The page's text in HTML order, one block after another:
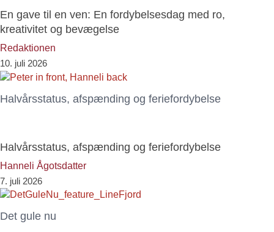
En gave til en ven: En fordybelsesdag med ro,
kreativitet og bevægelse
Redaktionen
10. juli 2026
Halvårsstatus, afspænding og feriefordybelse
Halvårsstatus, afspænding og feriefordybelse
Hanneli Ågotsdatter
7. juli 2026
Det gule nu